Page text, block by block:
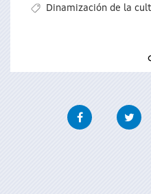
Dinamización de la
Facebook